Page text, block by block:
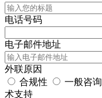
电话号码
电子邮件地址
外联原因
合规性
一般咨询
术支持